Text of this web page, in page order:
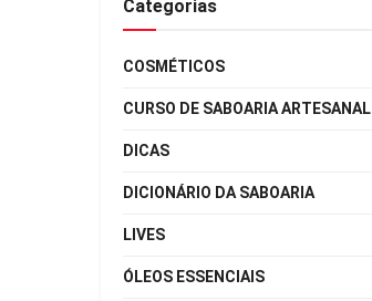
Categorias
COSMÉTICOS
CURSO DE SABOARIA ARTESANAL
DICAS
DICIONÁRIO DA SABOARIA
LIVES
ÓLEOS ESSENCIAIS